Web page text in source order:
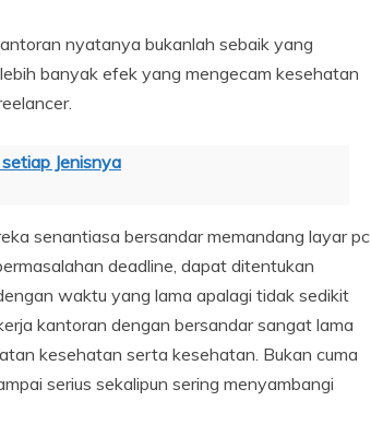
nyatanya bukanlah sebaik yang
banyak efek yang mengecam kesehatan
Jenisnya
senantiasa bersandar memandang layar pc
deadline, dapat ditentukan
waktu yang lama apalagi tidak sedikit
kantoran dengan bersandar sangat lama
kesehatan serta kesehatan. Bukan cuma
serius sekalipun sering menyambangi